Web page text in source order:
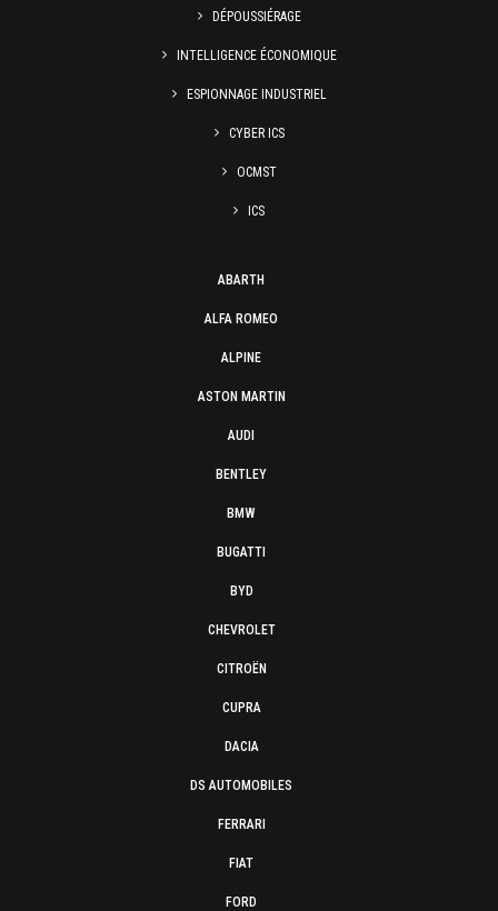
DÉPOUSSIÉRAGE
INTELLIGENCE ÉCONOMIQUE
ESPIONNAGE INDUSTRIEL
CYBER ICS
OCMST
ICS
ABARTH
ALFA ROMEO
ALPINE
ASTON MARTIN
AUDI
BENTLEY
BMW
BUGATTI
BYD
CHEVROLET
CITROËN
CUPRA
DACIA
DS AUTOMOBILES
FERRARI
FIAT
FORD